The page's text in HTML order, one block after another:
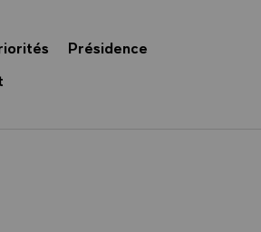
Présidence